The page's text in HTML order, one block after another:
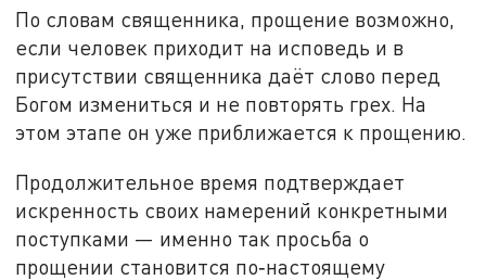
По словам священника, прощение возможно,
если человек приходит на исповедь и в
присутствии священника даёт слово перед
Богом измениться и не повторять грех. На
этом этапе он уже приближается к прощению.
Продолжительное время подтверждает
искренность своих намерений конкретными
поступками — именно так просьба о
прощении становится по‑настоящему